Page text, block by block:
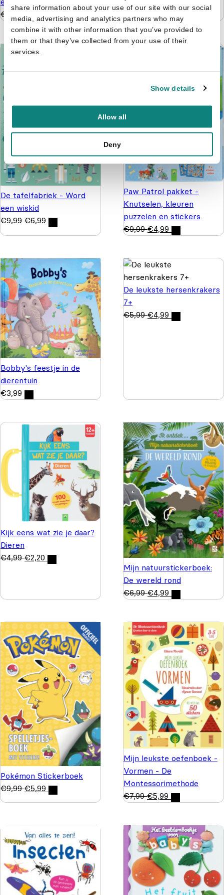
share information about your use of our site with our social
media, advertising and analytics partners who may
combine it with other information that you’ve provided to
them or that they’ve collected from your use of their
services.
Show details
Allow all
Deny
€
€ 3,99
De tafelfabriek - Word
een wiskid
€9,99 €6,99
Paw Patrol pakket -
Knutselen, kleuren
puzzelen en stickers
€9,99 €4,99
Bobby's feestje in de
dierentuin
€3,99
De leukste hersenkrakers
7+
€5,99 €4,99
Kijk eens wat zie je daar?
Dieren
€4,99 €2,20
Mijn natuurstickerboek:
De wereld rond
€6,99 €4,99
Pokémon Stickerboek
€9,99 €5,99
Mijn leukste oefenboek -
Vormen - De
Montessorimethode
€7,99 €5,99